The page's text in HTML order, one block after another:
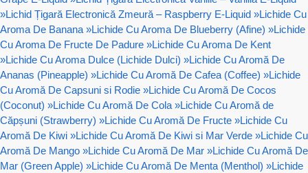
»Lichid Țigară Electronică Zmeură – Raspberry E-Liquid »Lichide Cu
Aroma De Banana »Lichide Cu Aroma De Blueberry (Afine) »Lichide
Cu Aroma De Fructe De Padure »Lichide Cu Aroma De Kent
»Lichide Cu Aroma Dulce (Lichide Dulci) »Lichide Cu Aromă De
Ananas (Pineapple) »Lichide Cu Aromă De Cafea (Coffee) »Lichide
Cu Aromă De Capsuni si Rodie »Lichide Cu Aromă De Cocos
(Coconut) »Lichide Cu Aromă De Cola »Lichide Cu Aromă de
Căpșuni (Strawberry) »Lichide Cu Aromă De Fructe »Lichide Cu
Aromă De Kiwi »Lichide Cu Aromă De Kiwi si Mar Verde »Lichide Cu
Aromă De Mango »Lichide Cu Aromă De Mar »Lichide Cu Aromă De
Mar (Green Apple) »Lichide Cu Aromă De Menta (Menthol) »Lichide